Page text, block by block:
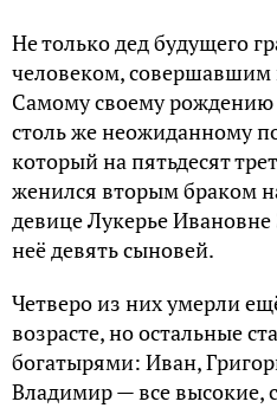
Не только дед будущего
человеком,
Самому своему
столь же неожиданному
который на пятьдесят
женился вторым браком
девице Лукерье
неё девять сыновей.
Четверо из них умерли
возрасте, но остальные
богатырями: Иван,
Владимир — все высокие,